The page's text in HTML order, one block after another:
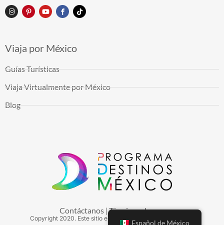
Viaja por México
Guías Turísticas
Viaja Virtualmente por México
Blog
Contáctanos |Términos de uso
Copyright 2020. Este sitio es mantenido por Arduinna, S.A.
Español de México